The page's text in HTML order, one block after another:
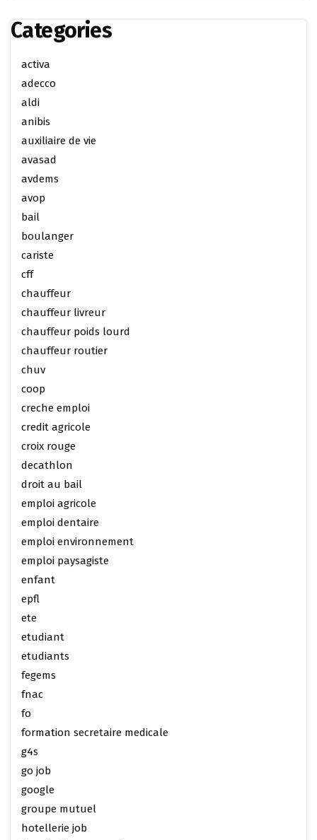
Categories
activa
adecco
aldi
anibis
auxiliaire de vie
avasad
avdems
avop
bail
boulanger
cariste
cff
chauffeur
chauffeur livreur
chauffeur poids lourd
chauffeur routier
chuv
coop
creche emploi
credit agricole
croix rouge
decathlon
droit au bail
emploi agricole
emploi dentaire
emploi environnement
emploi paysagiste
enfant
epfl
ete
etudiant
etudiants
fegems
fnac
fo
formation secretaire medicale
g4s
go job
google
groupe mutuel
hotellerie job